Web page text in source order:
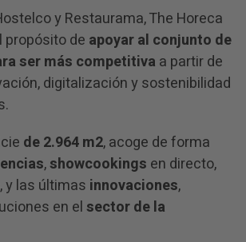
y Restaurama, The Horeca
propósito de apoyar al conjunto de
ser más competitiva a partir de
digitalización y sostenibilidad
de 2.964 m2, acoge de forma
,showcookings en directo,
, y las últimas innovaciones,
en elsector de la